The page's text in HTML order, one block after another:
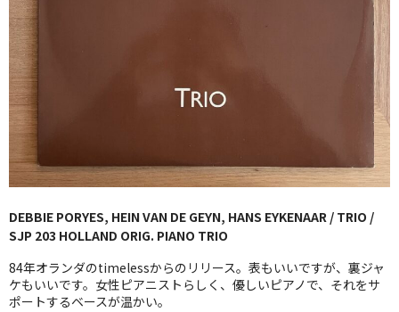
新譜
GG RECORD （当店のレーベル）
BLUE NOTE
JAZZ-JP
JAZZ-VOCAL
DEBBIE PORYES, HEIN VAN DE GEYN, HANS EYKENAAR / TRIO /
SJP 203 HOLLAND ORIG. PIANO TRIO
84年オランダのtimelessからのリリース。表もいいですが、裏ジャ
ケもいいです。女性ピアニストらしく、優しいピアノで、それをサ
ポートするベースが温かい。